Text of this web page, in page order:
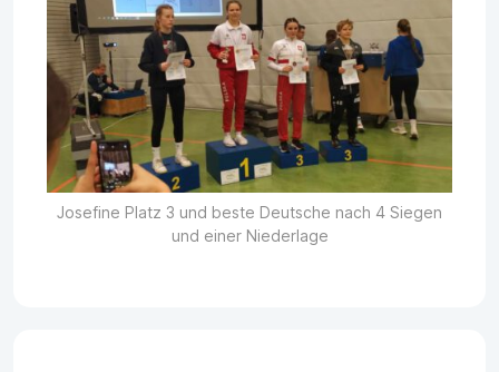
Josefine Platz 3 und beste Deutsche nach 4 Siegen
und einer Niederlage